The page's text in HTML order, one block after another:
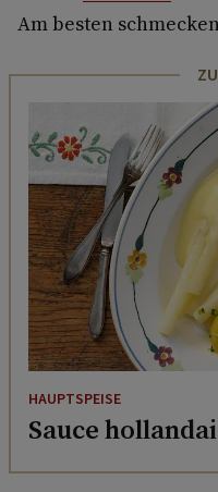
Am besten
HAUPTSPEISE
Sauce